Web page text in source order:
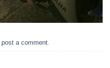
post a comment